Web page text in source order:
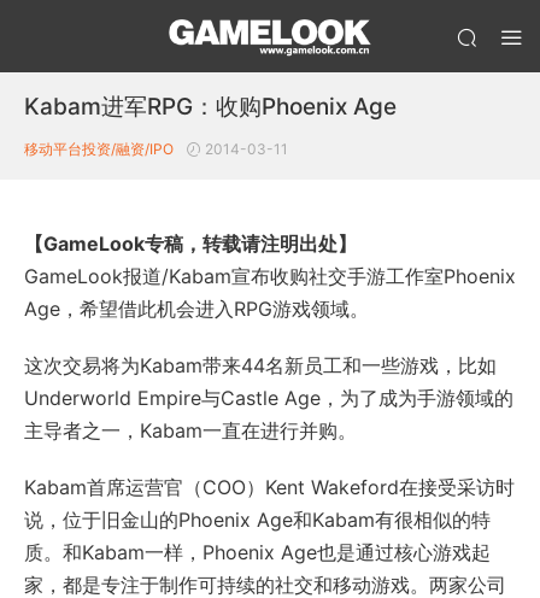
Kabam进军RPG：收购Phoenix Age
移动平台投资/融资/IPO 2014-03-11
【GameLook专稿，转载请注明出处】
GameLook报道/Kabam宣布收购社交手游工作室Phoenix
Age，希望借此机会进入RPG游戏领域。
这次交易将为Kabam带来44名新员工和一些游戏，比如
Underworld Empire与Castle Age，为了成为手游领域的
主导者之一，Kabam一直在进行并购。
Kabam首席运营官（COO）Kent Wakeford在接受采访时
说，位于旧金山的Phoenix Age和Kabam有很相似的特
质。和Kabam一样，Phoenix Age也是通过核心游戏起
家，都是专注于制作可持续的社交和移动游戏。两家公司